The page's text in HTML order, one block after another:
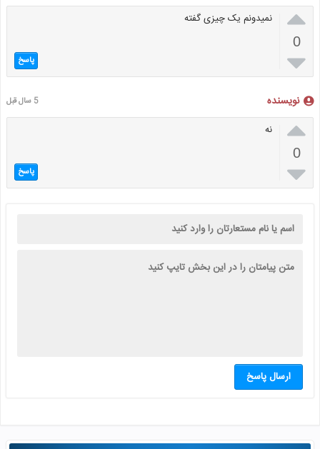

0

نمیدونم یک چیزی گفته
پاسخ
نویسنده 5 سال قبل

0

نه
پاسخ
ارسال پاسخ